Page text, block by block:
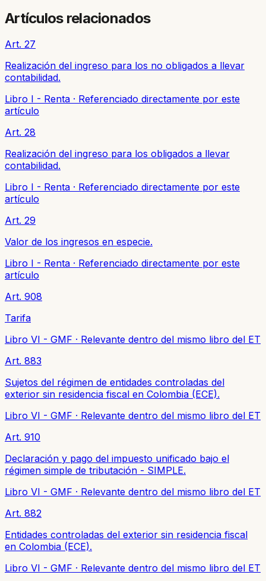
Artículos relacionados
Art. 27
Realización del ingreso para los no obligados a llevar
contabilidad.
Libro I - Renta · Referenciado directamente por este
artículo
Art. 28
Realización del ingreso para los obligados a llevar
contabilidad.
Libro I - Renta · Referenciado directamente por este
artículo
Art. 29
Valor de los ingresos en especie.
Libro I - Renta · Referenciado directamente por este
artículo
Art. 908
Tarifa
Libro VI - GMF · Relevante dentro del mismo libro del ET
Art. 883
Sujetos del régimen de entidades controladas del
exterior sin residencia fiscal en Colombia (ECE).
Libro VI - GMF · Relevante dentro del mismo libro del ET
Art. 910
Declaración y pago del impuesto unificado bajo el
régimen simple de tributación - SIMPLE.
Libro VI - GMF · Relevante dentro del mismo libro del ET
Art. 882
Entidades controladas del exterior sin residencia fiscal
en Colombia (ECE).
Libro VI - GMF · Relevante dentro del mismo libro del ET